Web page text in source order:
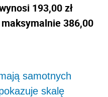
193,00 zł
386,00
samotnych
skalę